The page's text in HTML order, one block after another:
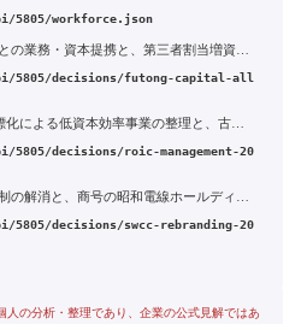
5805/workforce.json
2011年 中国・富通集団との業務・資本提携と、第三者割当増資による筆頭株主の交代
5805/decisions/futong-capital-all
2019年 ROIC の経営指標化による低資本効率事業の整理と、古河電工との汎用電線販売事業の統合
decisions/roic-management-20
5805/decisions/swcc-rebranding-20
人の分析・整理であり、企業の公式見解ではあ